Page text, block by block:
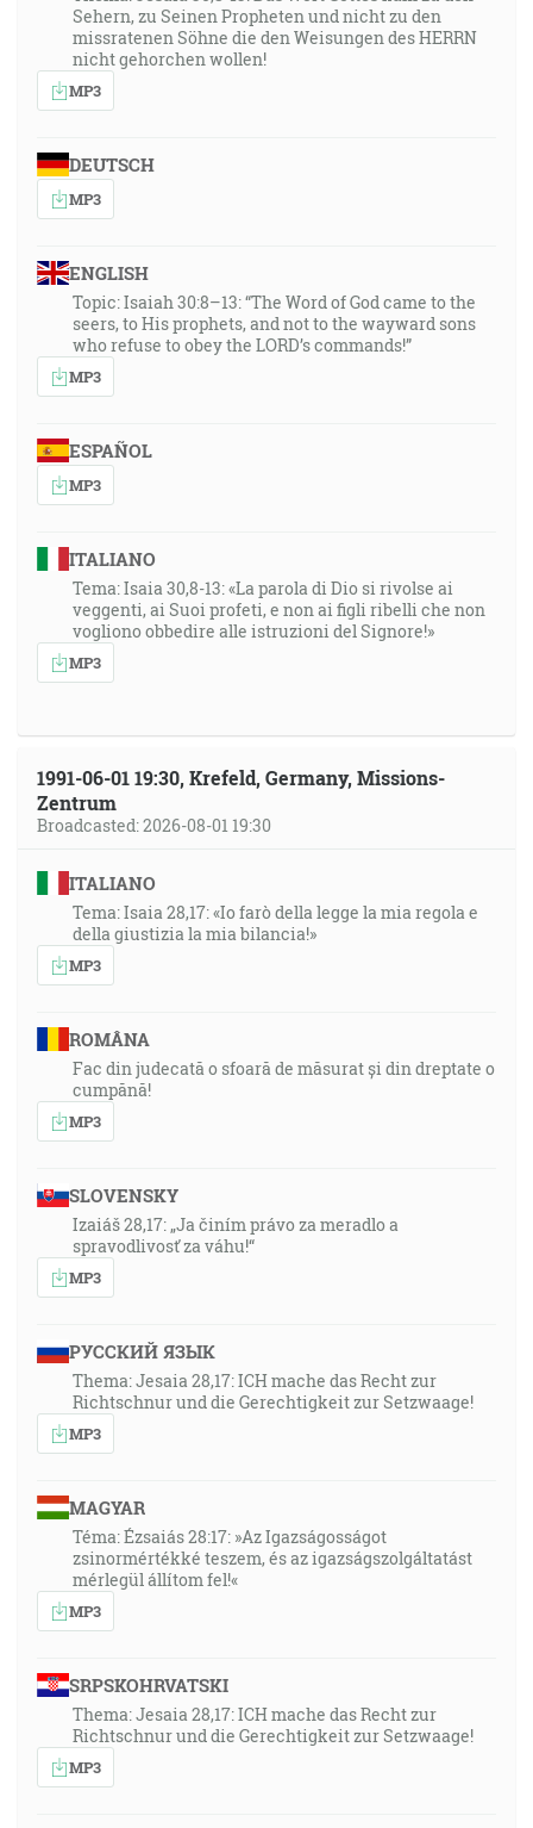
Sehern, zu Seinen Propheten und nicht zu den
missratenen Söhne die den Weisungen des HERRN
nicht gehorchen wollen!
MP3
DEUTSCH
MP3
ENGLISH
Topic: Isaiah 30:8–13: “The Word of God came to the
seers, to His prophets, and not to the wayward sons
who refuse to obey the LORD’s commands!”
MP3
ESPAÑOL
MP3
ITALIANO
Tema: Isaia 30,8-13: «La parola di Dio si rivolse ai
veggenti, ai Suoi profeti, e non ai figli ribelli che non
vogliono obbedire alle istruzioni del Signore!»
MP3
1991-06-01 19:30, Krefeld, Germany, Missions-
Zentrum
Broadcasted: 2026-08-01 19:30
ITALIANO
Tema: Isaia 28,17: «Io farò della legge la mia regola e
della giustizia la mia bilancia!»
MP3
ROMÂNA
Fac din judecată o sfoară de măsurat și din dreptate o
cumpănă!
MP3
SLOVENSKY
Izaiáš 28,17: „Ja činím právo za meradlo a
spravodlivosť za váhu!“
MP3
РУССКИЙ ЯЗЫК
Thema: Jesaia 28,17: ICH mache das Recht zur
Richtschnur und die Gerechtigkeit zur Setzwaage!
MP3
MAGYAR
Téma: Ézsaiás 28:17: »Az Igazságosságot
zsinormértékké teszem, és az igazságszolgáltatást
mérlegül állítom fel!«
MP3
SRPSKOHRVATSKI
Thema: Jesaia 28,17: ICH mache das Recht zur
Richtschnur und die Gerechtigkeit zur Setzwaage!
MP3